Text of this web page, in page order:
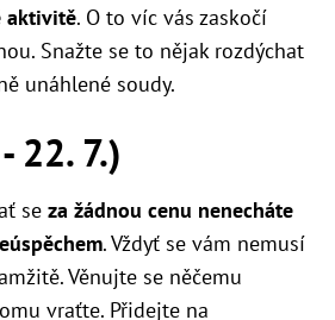
aktivitě. O to víc vás zaskočí
Snažte se to nějak rozdýchat
unáhlené soudy.
22. 7.)
se za žádnou cenu nenecháte
. Vždyť se vám nemusí
Věnujte se něčemu
vraťte. Přidejte na